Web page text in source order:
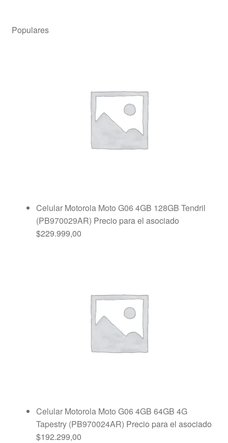
Populares
Celular Motorola Moto G06 4GB 128GB Tendril
(PB970029AR) Precio para el asociado
$229.999,00
Celular Motorola Moto G06 4GB 64GB 4G
Tapestry (PB970024AR) Precio para el asociado
$192.299,00